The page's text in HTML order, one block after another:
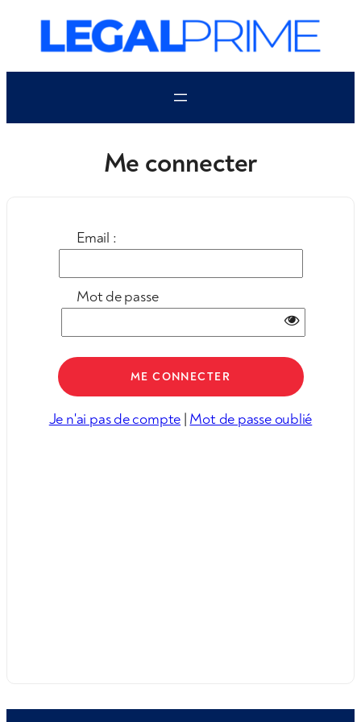
contenu
Me connecter
Email :
Mot de passe
Je n'ai pas de compte | Mot de passe oublié